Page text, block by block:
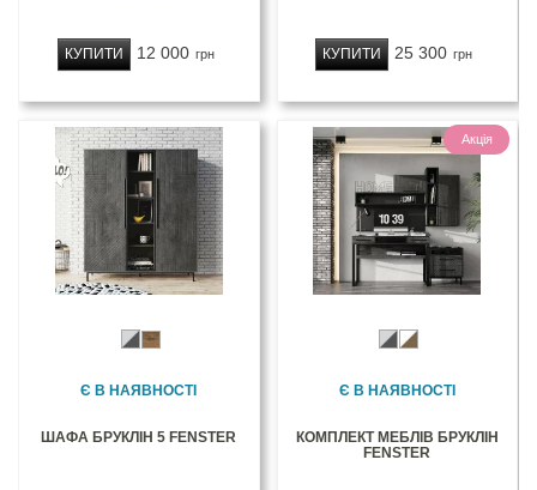
12 000 грн
КУПИТИ 25 300 грн
КУПИТИ
Є В НАЯВНОСТІ
ШАФА БРУКЛІН 5 FENSTER
Акція
Є В НАЯВНОСТІ
КОМПЛЕКТ МЕБЛІВ БРУКЛІН
FENSTER